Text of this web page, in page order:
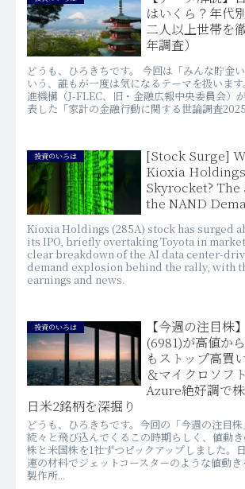
はいくら？年代
二人以上世帯を
年調査）
どうも、ひろきちです。 今回は「みんな貯金
いう、誰もが一度は気になるテーマを扱いま
進機構（J-FLEC、旧・金融広報中央委員会）
表した「家計の金融行動に関する世論調査
投資のいろは
[Stock Surge]
Kioxia
Skyrocket?
the NAND
Kioxia Holdings (285A) stock has surged
its IPO, briefly overtaking Toyota in
clear breakdown of the AI data center-
demand explosion behind the rally, with
earnings and news.
投資のいろは
【今週の注目株
(6981)が高値か
もストップ高買
＆マイクロソフ
Azure絶好調で
日米2銘柄を深掘り
どうも、ひろきちです。今回の「今週の注目
続々と飛び込んでくるこの時期らしく、値動
株と米国株を1社ずつピックアップしました。
連の材料でジェットコースターのような値動
製作所...